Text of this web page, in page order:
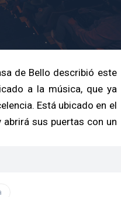
de Bello describió este
a la música, que ya
Está ubicado en el
sus puertas con un